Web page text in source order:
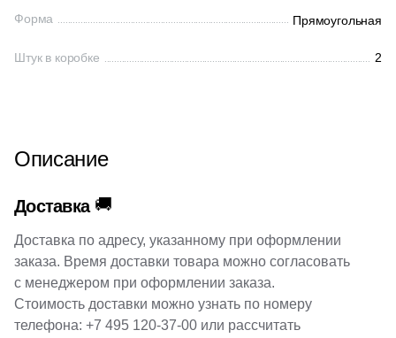
Форма Прямоугольная
Штук в коробке 2
Описание
Доставка 🚚
Доставка по адресу, указанному при оформлении
заказа. Время доставки товара можно согласовать
с менеджером при оформлении заказа.
Стоимость доставки можно узнать по номеру
телефона: +7 495 120-37-00 или рассчитать